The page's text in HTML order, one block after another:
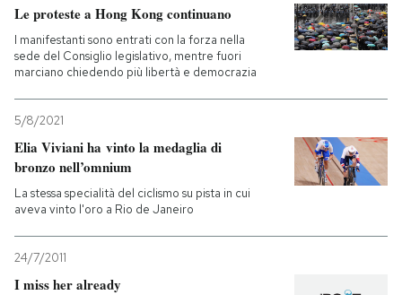
Le proteste a Hong Kong continuano
I manifestanti sono entrati con la forza nella
sede del Consiglio legislativo, mentre fuori
marciano chiedendo più libertà e democrazia
5/8/2021
Elia Viviani ha vinto la medaglia di
bronzo nell’omnium
La stessa specialità del ciclismo su pista in cui
aveva vinto l'oro a Rio de Janeiro
24/7/2011
I miss her already